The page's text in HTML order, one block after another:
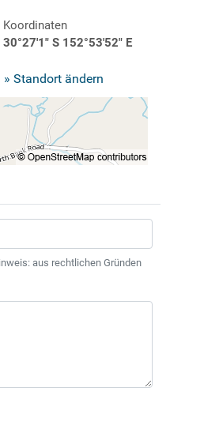
Koordinaten
30°27'1" S 152°53'52" E
» Standort ändern
aus rechtlichen Gründen